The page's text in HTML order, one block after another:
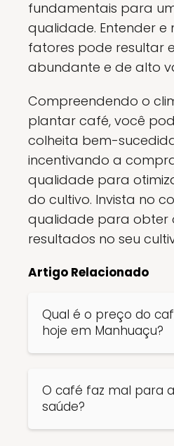
fundamentais para
qualidade. Entender e
fatores pode resultar
abundante e de alto
Compreendendo o
plantar café, você
colheita bem-
incentivando a
qualidade para
do cultivo. Invista no
qualidade para obter
resultados no seu
Artigo Relacionado
Qual é o preço do
hoje em Manhuaçu?
O café faz mal para a
saúde?